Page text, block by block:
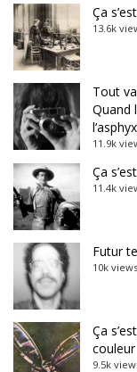
Ça
13.6k
Tout
Quand
11.9k
Ça
11.4k
Futur
10k views
Ça
couleur
9.5k